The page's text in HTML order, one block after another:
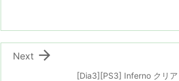
[Dia3][PS3] Inferno クリア

Next